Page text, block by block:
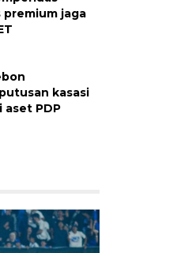
jaga
kasasi
aset PDP